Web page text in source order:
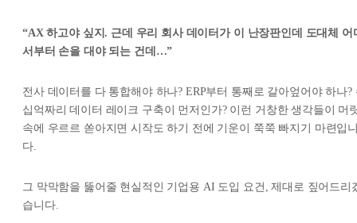
“AX 하고야 싶지. 근데 우리 회사 데이터가 이 난장판인데 도대체 어
서부터 손을 대야 되는 건데…”
전사 데이터를 다 통합해야 하나? ERP부터 통째로 갈아엎어야 하나?
십억짜리 데이터 레이크 구축이 먼저인가? 이런 거창한 생각들이 머
속에 우르르 쏟아지면 시작도 하기 전에 기운이 쭉쭉 빠지기 마련입
다.
그 막막함을 뚫어줄 현실적인 기업용 AI 도입 요건, 제대로 짚어드리
습니다.